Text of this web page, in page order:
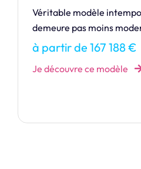
IBIZA, une maison à toit
simplicité et élégance
à partir de 311 325 €
Je découvre ce modèle